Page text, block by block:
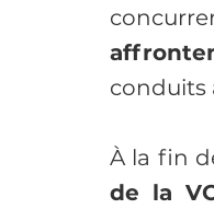
conduits
À la fin
de la